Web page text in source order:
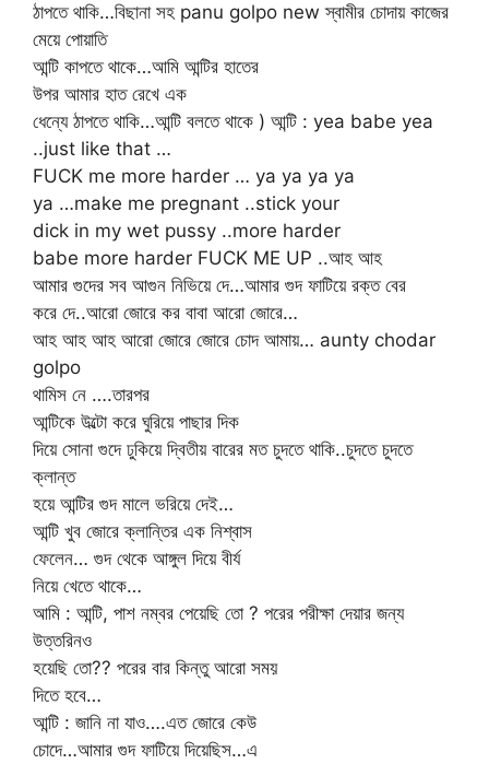
ঠাপতে থাকি…বিছানা সহ panu golpo new স্বামীর চোদায় কাজের
মেয়ে পোয়াতি
আন্টি কাপতে থাকে…আমি আন্টির হাতের
উপর আমার হাত রেখে এক
ধেন্যে ঠাপতে থাকি…আন্টি বলতে থাকে ) আন্টি : yea babe yea
..just like that …
FUCK me more harder … ya ya ya ya
ya …make me pregnant ..stick your
dick in my wet pussy ..more harder
babe more harder FUCK ME UP ..আহ আহ
আমার গুদের সব আগুন নিভিয়ে দে…আমার গুদ ফাটিয়ে রক্ত বের
করে দে..আরো জোরে কর বাবা আরো জোরে…
আহ আহ আহ আরো জোরে জোরে চোদ আমায়… aunty chodar
golpo
থামিস নে ….তারপর
আন্টিকে উল্টো করে ঘুরিয়ে পাছার দিক
দিয়ে সোনা গুদে ঢুকিয়ে দ্বিতীয় বারের মত চুদতে থাকি..চুদতে চুদতে
ক্লান্ত
হয়ে আন্টির গুদ মালে ভরিয়ে দেই…
আন্টি খুব জোরে ক্লান্তির এক নিশ্বাস
ফেলেন… গুদ থেকে আঙ্গুল দিয়ে বীর্য
নিয়ে খেতে থাকে…
আমি : আন্টি, পাশ নম্বর পেয়েছি তো ? পরের পরীক্ষা দেয়ার জন্য
উত্তরিনও
হয়েছি তো?? পরের বার কিন্তু আরো সময়
দিতে হবে…
আন্টি : জানি না যাও….এত জোরে কেউ
চোদে…আমার গুদ ফাটিয়ে দিয়েছিস…এ